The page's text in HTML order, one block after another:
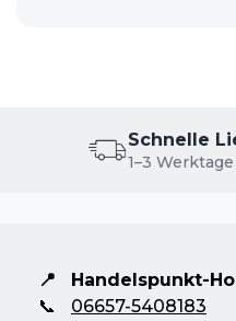
Schnelle
1–3 Werktage
📍
Handelspunkt-
📞
06657-5408183